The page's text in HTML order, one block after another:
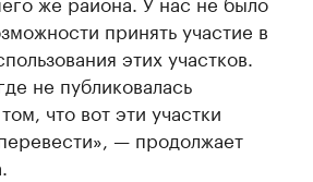
принять участие в
этих участков.
не публиковалась
что вот эти участки
— продолжает